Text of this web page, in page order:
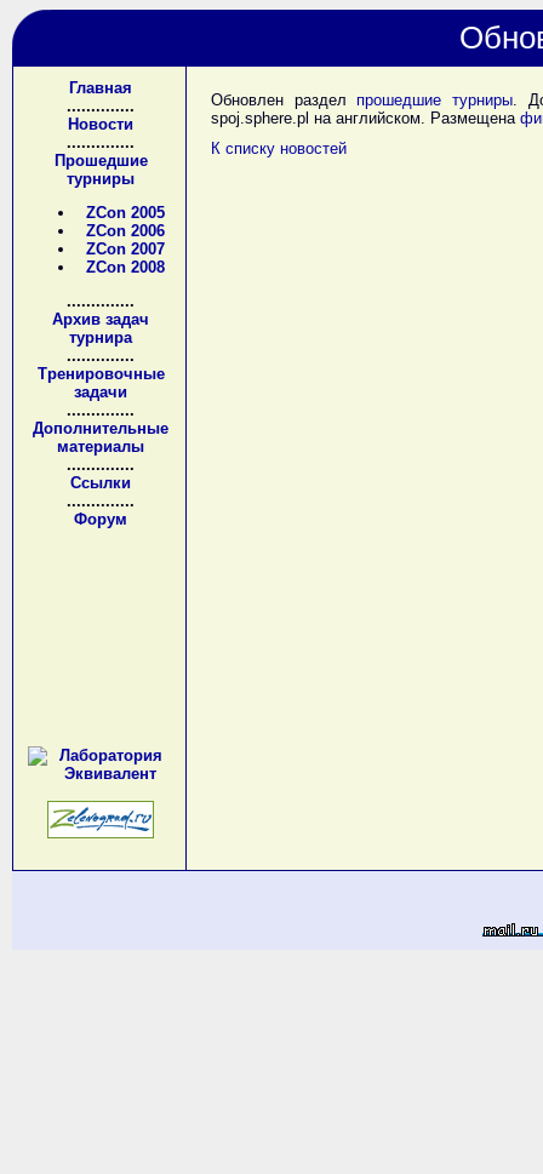
Главная
..............
Новости
..............
Прошедшие
турниры
ZCon 2005
ZCon 2006
ZCon 2007
ZCon 2008
..............
Архив задач
турнира
..............
Тренировочные
задачи
..............
Дополнительные
материалы
..............
Ссылки
..............
Форум
Обновлен разделпрошедшие турниры.
spoj.sphere.pl на английском. Размещена
К списку новостей